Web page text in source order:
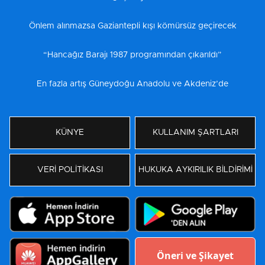
Önlem alınmazsa Gaziantepli kışı kömürsüz geçirecek
“Hancağız Barajı 1987 programından çıkarıldı”
En fazla artış Güneydoğu Anadolu ve Akdeniz’de
KÜNYE KULLANIM ŞARTLARI
VERİ POLİTİKASI HUKUKA AYKIRILIK BİLDİRİMİ
Öneri ve Şikayet